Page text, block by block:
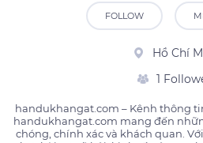
FOLLOW
Hồ Chí
1
handukhangat.com – Kênh thông
handukhangat.com mang đến
chóng, chính xác và khách quan.